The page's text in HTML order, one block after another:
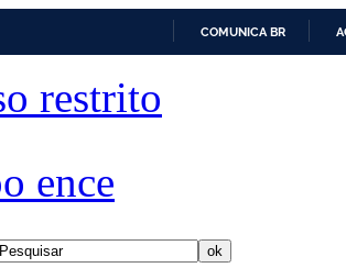
COMUNICA BR
restrito